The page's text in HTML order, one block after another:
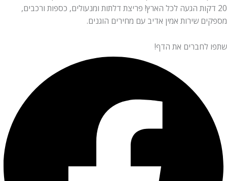
20 דקות הגעה לכל הארץ! פריצת דלתות ומנעולים, כספות ורכבים,
מספקים שירות אמין אדיב עם מחירים הוגנים.
שתפו לחברים את הדף!